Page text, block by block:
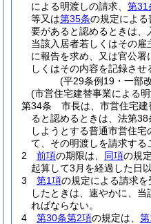
による明渡しの請求、 第31
等又は第35条の規定によ
要があると認めるときは、
当該入居者若しくはその雇
に報告を求め、又は官公
しくはその内容を記録させ
(平29条例19・一部
(市営住宅建替事業による
第34条
市長は、市営住宅
ると認めるときは、法第
しようとする普通市営住
て、その明渡しを請求する
2
前項の期限は、 同項の規
起算して3月を経過した日
3
第1項の規定による請求を
したときは、速やかに、
ればならない。
4
第30条第2項の規定は、